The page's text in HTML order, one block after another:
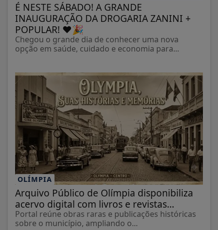
É NESTE SÁBADO! A GRANDE
INAUGURAÇÃO DA DROGARIA ZANINI +
POPULAR! ❤️🎉
Chegou o grande dia de conhecer uma nova
opção em saúde, cuidado e economia para...
OLÍMPIA
Arquivo Público de Olímpia disponibiliza
acervo digital com livros e revistas...
Portal reúne obras raras e publicações históricas
sobre o município, ampliando o...